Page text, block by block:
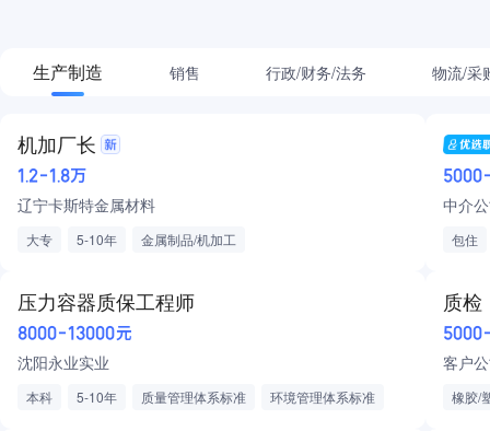
生产制造 销售 行政/财务/法务 物流/采
机加厂长
1.2-1.8万
辽宁卡斯特金属材料
大专 5-10年 金属制品/机加工
中介
包住
年终
压力容器质保工程师
8000-13000元
沈阳永业实业
本科 5-10年 质量管理体系标准
环境管理体系标准
质检
客户
橡胶/